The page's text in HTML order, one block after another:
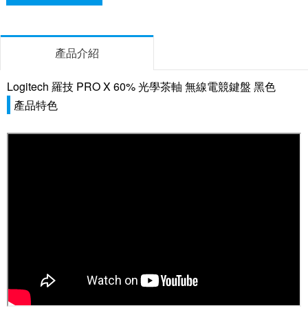
產品介紹
Logitech 羅技 PRO X 60% 光學茶軸 無線電競鍵盤 黑色
產品特色